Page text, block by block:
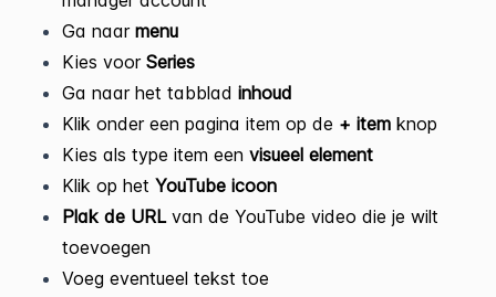
Ga naar menu
Kies voor Series
Ga naar het tabblad inhoud
Klik onder een pagina item op de + item knop
Kies als type item een visueel element
Klik op het YouTube icoon
Plak de URLvan de YouTube video die je wilt
toevoegen
Voeg eventueel tekst toe